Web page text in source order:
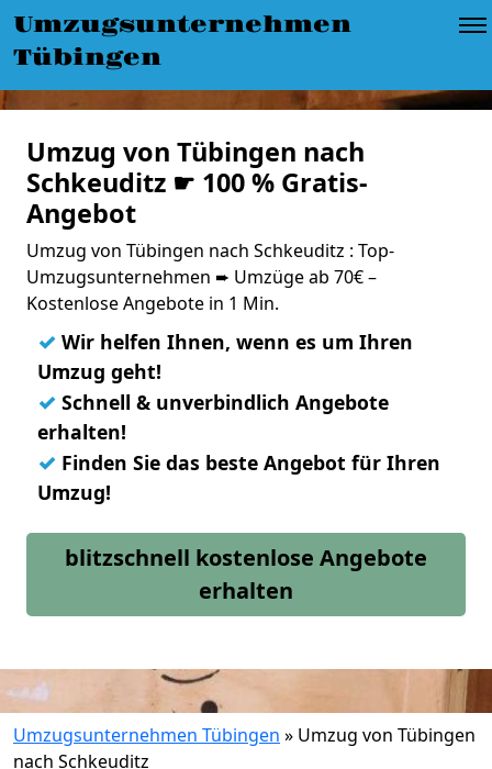
Umzugsunternehmen
Tübingen
Umzug von Tübingen nach
Schkeuditz ☛ 100 % Gratis-
Angebot
Umzug von Tübingen nach Schkeuditz : Top-
Umzugsunternehmen ➨ Umzüge ab 70€ –
Kostenlose Angebote in 1 Min.
✓ Wir helfen Ihnen, wenn es um Ihren
Umzug geht!
✓ Schnell & unverbindlich Angebote
erhalten!
✓ Finden Sie das beste Angebot für Ihren
Umzug!
blitzschnell kostenlose Angebote
erhalten
Umzugsunternehmen Tübingen » Umzug von Tübingen
nach Schkeuditz